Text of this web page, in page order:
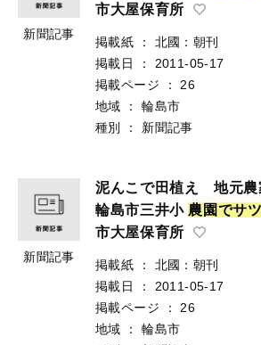
新聞記事
市大屋保育所
掲載紙 ：
北國：朝刊
掲載日
：
2011-05-17
掲載ページ
：
26
地域
：
輪島市
種別
： 新聞記事
新聞記事
泥んこで田植え 地元
輪島市三井小 農 園でサツ
市大屋保育所
掲載紙 ：
北國：朝刊
掲載日
：
2011-05-17
掲載ページ
：
26
地域
：
輪島市